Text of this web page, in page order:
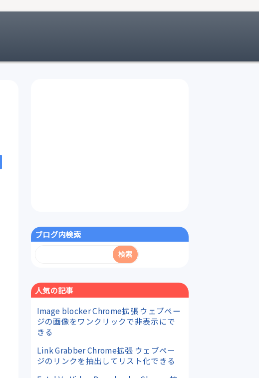
ブログ内検索
人気の記事
Image blocker Chrome拡張 ウェブペー
ジの画像をワンクリックで非表示にで
きる
Link Grabber Chrome拡張 ウェブペー
ジのリンクを抽出してリスト化できる